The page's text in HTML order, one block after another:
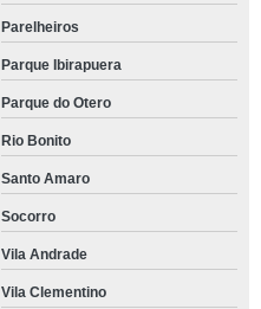
Parelheiros
Parque Ibirapuera
Parque do Otero
Rio Bonito
Santo Amaro
Socorro
Vila Andrade
Vila Clementino